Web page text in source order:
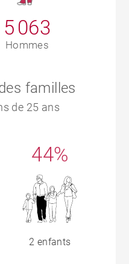
5 063
Hommes
familles
de 25 ans
44%
2 enfants